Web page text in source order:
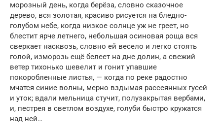
морозный день, когда берёза, словно сказочное
дерево, вся золотая, красиво рисуется на бледно-
голубом небе, когда низкое солнце уж не греет, но
блестит ярче летнего, небольшая осиновая роща вся
сверкает насквозь, словно ей весело и легко стоять
голой, изморозь ещё белеет на дне долин, а свежий
ветер тихонько шевелит и гонит упавшие
покоробленные листья, — когда по реке радостно
мчатся синие волны, мерно вздымая рассеянных гусей
и уток; вдали мельница стучит, полузакрытая вербами,
и, пестрея в светлом воздухе, голуби быстро кружатся
над ней…